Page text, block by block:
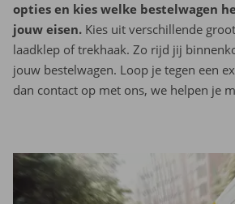
opties en kies welke bestelwagen
jouw eisen. Kies uit verschillende
laadklep of trekhaak. Zo rijd jij
jouw bestelwagen. Loop je tegen een
dan contact op met ons, we helpen je